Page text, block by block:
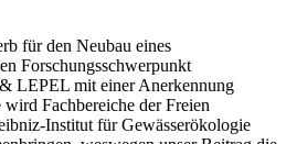
für den Neubau eines
Forschungsschwerpunkt
LEPEL mit einer Anerkennung
wird Fachbereiche der Freien
Institut für Gewässerökologie